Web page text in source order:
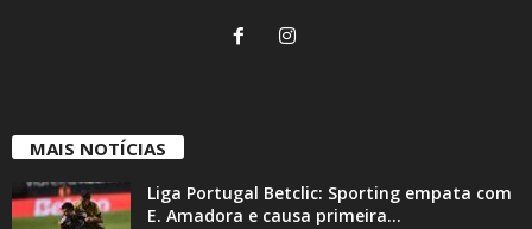
MAIS NOTÍCIAS
Liga Portugal Betclic: Sporting empata com
E. Amadora e causa primeira...